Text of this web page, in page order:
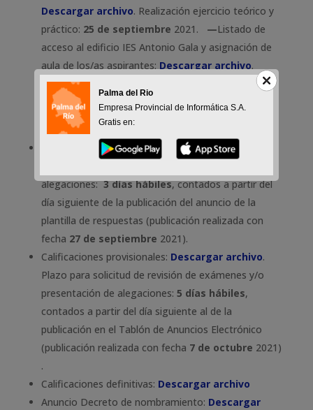
Descargar archivo. Realización ejercicio teórico y
práctico: 25 de septiembre 2021. —Listado de
acceso al edificio IES Antonio Gala y asignación de
aula de los/as aspirantes: Descargar archivo.
—Declaración responsable por Covid_19:
Descargar archivo
Plantilla de respuestas del ejercicio teórico y
alegaciones:3 días hábiles, contados a partir del
día siguiente de la publicación del anuncio de la
plantilla de respuestas (publicación realizada con
fecha 27 de septiembre 2021).
Calificaciones provisionales: Descargar archivo.
Plazo para solicitud de revisión de exámenes y/o
presentación de alegaciones: 5 días hábiles,
contados a partir del día siguiente al de la
publicación en el Tablón de Anuncios Electrónico
(publicación realizada con fecha 7 de octubre 2021)
.
Calificaciones definitivas: Descargar archivo
Anuncio Decreto de nombramiento: Descargar
Palma del Rio
Empresa Provincial de Informática S.A.
Gratis en: